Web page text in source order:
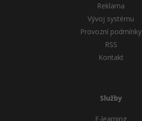
Elektronický podpis
Reklama
Vývoj systému
Provozní podmínky
RSS
Kontakt
Služby
E-learning